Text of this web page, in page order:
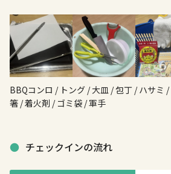
BBQコンロ / トング / 大皿 / 包丁 / ハサミ
箸 / 着火剤 / ゴミ袋 / 軍手
チェックインの流れ